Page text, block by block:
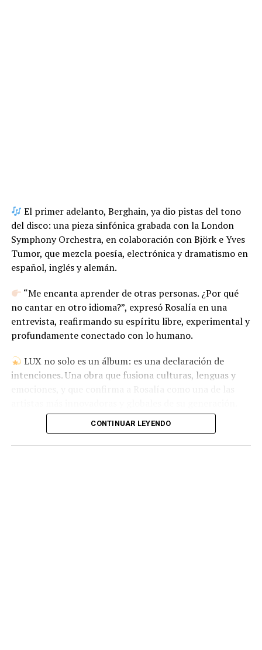
El primer adelanto, Berghain, ya dio pistas del tono
del disco: una pieza sinfónica grabada con la London
Symphony Orchestra, en colaboración con Björk e Yves
Tumor, que mezcla poesía, electrónica y dramatismo en
español, inglés y alemán.
“Me encanta aprender de otras personas. ¿Por qué
no cantar en otro idioma?”, expresó Rosalía en una
entrevista, reafirmando su espíritu libre, experimental y
profundamente conectado con lo humano.
LUX no solo es un álbum: es una declaración de
intenciones. Una obra que fusiona culturas, lenguas y
CONTINUAR LEYENDO